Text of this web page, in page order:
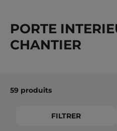
PORTE
CHANTIER
59 produits
FILTRER